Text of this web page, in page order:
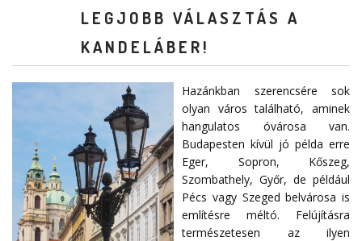
LEGJOBB VÁLASZTÁS A
KANDELÁBER!
Hazánkban szerencsére sok
olyan város található, aminek
hangulatos óvárosa van.
Budapesten kívül jó példa erre
Eger, Sopron, Kőszeg,
Szombathely, Győr, de például
Pécs vagy Szeged belvárosa is
említésre méltó. Felújításra
természetesen az ilyen